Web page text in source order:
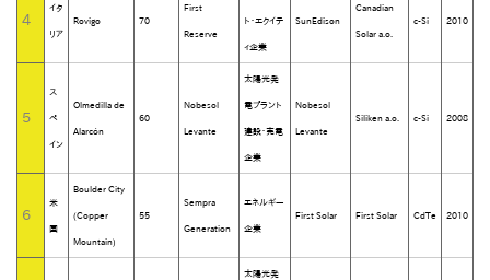
4
イタ
リア
Rovigo 70
First
Reserve
ト・エクイテ
ィ企業
SunEdison
Canadian
Solar a.o.
c-Si 2010
5
ス
ペ
イン
Olmedilla de
Alarcón
60
Nobesol
Levante
太陽光発
電プラント
建設・売電
企業
Nobesol
Levante
Siliken a.o. c-Si 2008
6
米
国
Boulder City
(Copper
Mountain)
55
Sempra
Generation
エネルギー
企業
First Solar First Solar CdTe 2010
太陽光発